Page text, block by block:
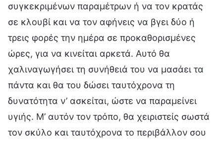
συγκεκριμένων παραμέτρων ή να τον κρατάς
σε κλουβί και να τον αφήνεις να βγει δύο ή
τρεις φορές την ημέρα σε προκαθορισμένες
ώρες, για να κινείται αρκετά. Αυτό θα
χαλιναγωγήσει τη συνήθειά του να μασάει τα
πάντα και θα του δώσει ταυτόχρονα τη
δυνατότητα ν’ ασκείται, ώστε να παραμείνει
υγιής. Μ’ αυτόν τον τρόπο, θα χειριστείς σωστά
τον σκύλο και ταυτόχρονα το περιβάλλον σου